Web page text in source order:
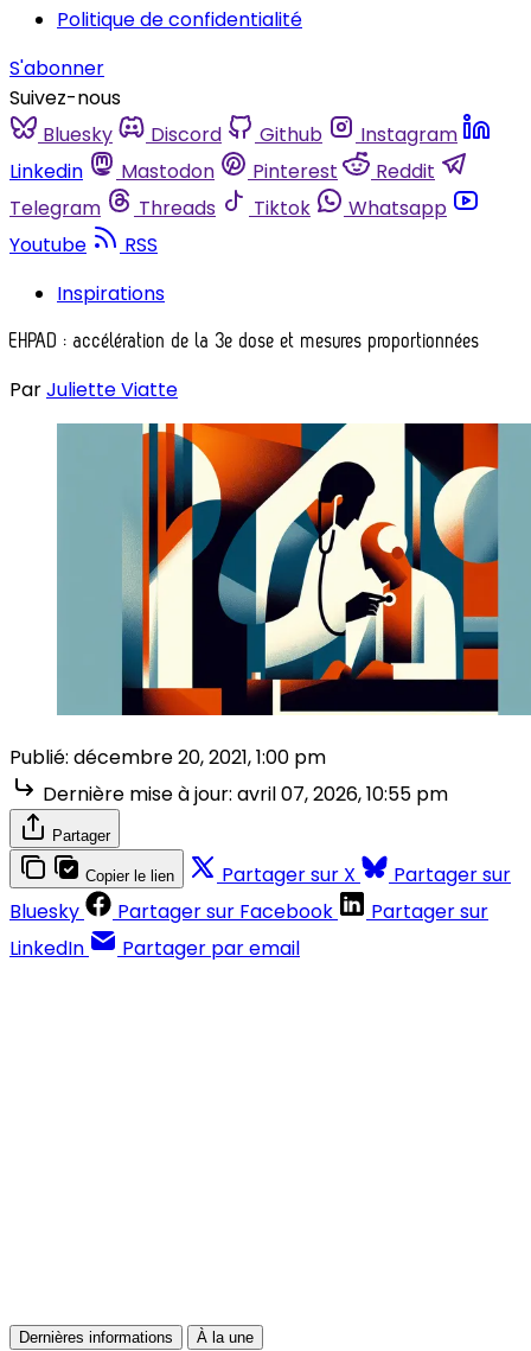
Politique de confidentialité
S'abonner
Suivez-nous
Bluesky
Discord Github
Instagram
Linkedin
Mastodon Pinterest
Reddit
Telegram
Threads Tiktok
Whatsapp
Youtube
RSS
Inspirations
EHPAD : accélération de la 3e dose et mesures proportionnées
ParJuliette Viatte
Publié: décembre 20, 2021, 1:00 pm
Dernière mise à jour: avril 07, 2026, 10:55 pm
Partager
Copier le lien Partager sur X
Partager sur
Bluesky
Partager sur Facebook
Partager sur
LinkedIn
Partager par email
Dernières informations À la une